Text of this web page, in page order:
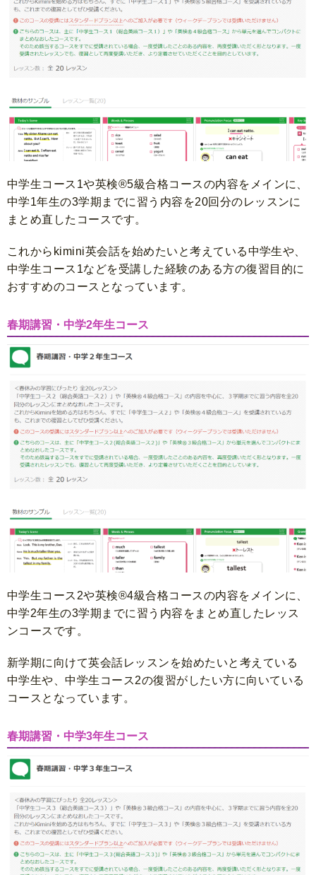
中学生コース1や英検®5級合格コースの内容をメインに、
中学1年生の3学期までに習う内容を20回分のレッスンに
まとめ直したコースです。
これからkimini英会話を始めたいと考えている中学生や、
中学生コース1などを受講した経験のある方の復習目的に
おすすめのコースとなっています。
春期講習・中学2年生コース
中学生コース2や英検®4級合格コースの内容をメインに、
中学2年生の3学期までに習う内容をまとめ直したレッス
ンコースです。
新学期に向けて英会話レッスンを始めたいと考えている
中学生や、中学生コース2の復習がしたい方に向いている
コースとなっています。
春期講習・中学3年生コース